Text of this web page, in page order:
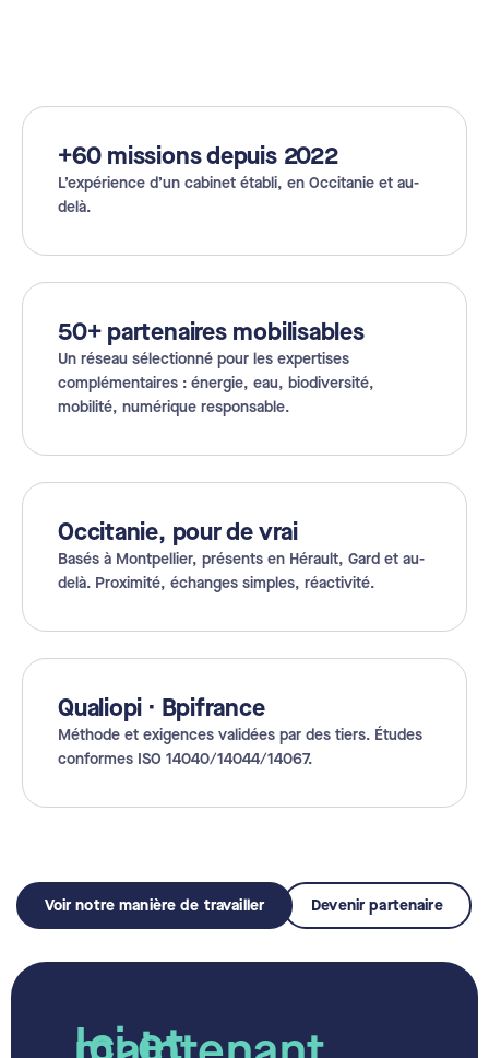
+60 missions depuis 2022
L’expérience d’un cabinet établi, en Occitanie et au-
delà.
50+ partenaires mobilisables
Un réseau sélectionné pour les expertises
complémentaires : énergie, eau, biodiversité,
mobilité, numérique responsable.
Occitanie, pour de vrai
Basés à Montpellier, présents en Hérault, Gard et au-
delà. Proximité, échanges simples, réactivité.
Qualiopi · Bpifrance
Méthode et exigences validées par des tiers. Études
conformes ISO 14040/14044/14067.
Voir notre manière de travailler Devenir partenaire